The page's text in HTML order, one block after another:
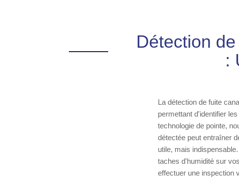
Détection
:
La détection de fuite
permettant d'identifier
technologie de pointe,
détectée peut entraîner
utile, mais
taches d'humidité sur
effectuer une inspection